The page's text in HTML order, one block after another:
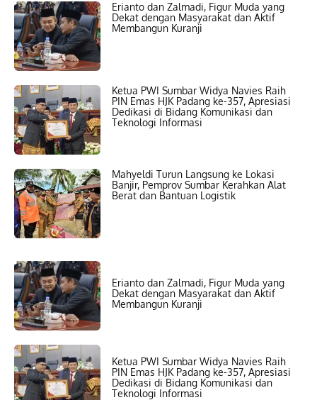
Erianto dan Zalmadi, Figur Muda yang
Dekat dengan Masyarakat dan Aktif
Membangun Kuranji
Ketua PWI Sumbar Widya Navies Raih
PIN Emas HJK Padang ke-357, Apresiasi
Dedikasi di Bidang Komunikasi dan
Teknologi Informasi
Mahyeldi Turun Langsung ke Lokasi
Banjir, Pemprov Sumbar Kerahkan Alat
Berat dan Bantuan Logistik
Erianto dan Zalmadi, Figur Muda yang
Dekat dengan Masyarakat dan Aktif
Membangun Kuranji
Ketua PWI Sumbar Widya Navies Raih
PIN Emas HJK Padang ke-357, Apresiasi
Dedikasi di Bidang Komunikasi dan
Teknologi Informasi